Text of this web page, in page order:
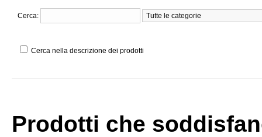
Cerca:
Cerca nella descrizione dei prodotti
Prodotti che